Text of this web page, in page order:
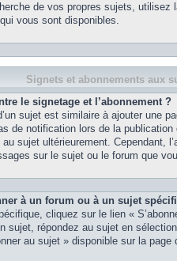
de vos propres sujets, utilisez
vous sont disponibles.
Signets et abonnements aux
le signetage et l’abonnement ?
sujet est similaire à ajouter une
de notification lors de la publication
sujet ultérieurement. Cependant,
sur le sujet ou le forum que
à un forum ou à un sujet
cliquez sur le lien «
sujet, répondez au sujet en
au sujet » disponible sur la page